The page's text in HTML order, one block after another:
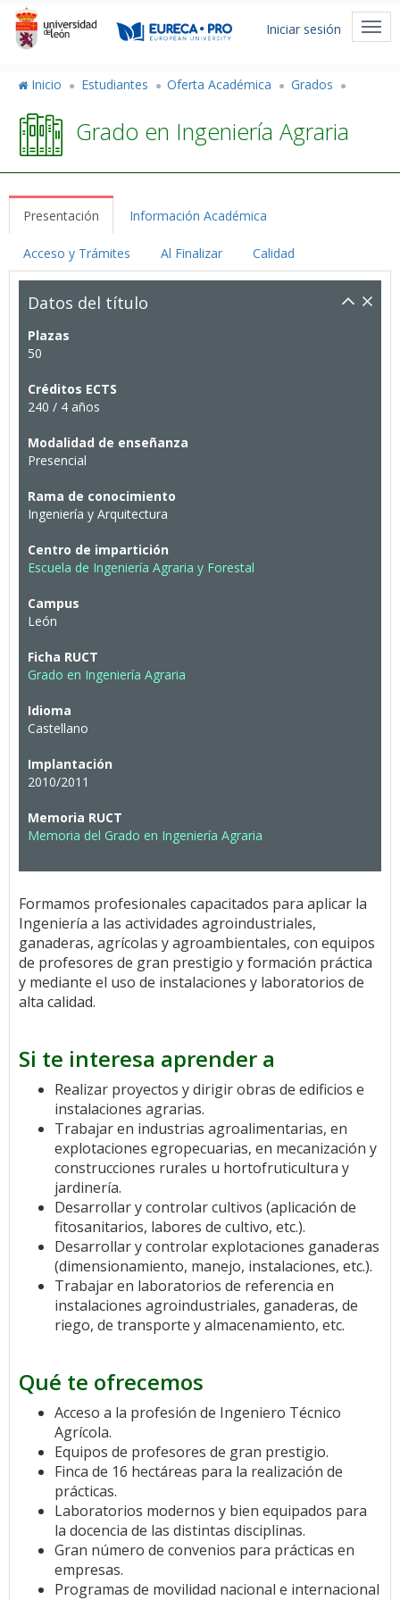
Pasar
contenido
Menú
cuenta
usuario
Iniciar sesión
Inicio Estudiantes Oferta Académica Grados
Grado en Ingeniería Agraria
Presentación Información Académica
Acceso y Trámites Al Finalizar Calidad
Datos del título
Plazas
50
Créditos ECTS
240 / 4 años
Modalidad de enseñanza
Presencial
Rama de conocimiento
Ingeniería y Arquitectura
Centro de impartición
Escuela de Ingeniería Agraria y Forestal
Campus
León
Ficha RUCT
Grado en Ingeniería Agraria
Idioma
Castellano
Implantación
2010/2011
Memoria RUCT
Memoria del Grado en Ingeniería Agraria
Formamos profesionales capacitados para aplicar la
Ingeniería a las actividades agroindustriales,
ganaderas, agrícolas y agroambientales, con equipos
de profesores de gran prestigio y formación práctica
y mediante el uso de instalaciones y laboratorios de
alta calidad.
Si te interesa aprender a
Realizar proyectos y dirigir obras de edificios e
instalaciones agrarias.
Trabajar en industrias agroalimentarias, en
explotaciones egropecuarias, en mecanización y
construcciones rurales u hortofruticultura y
jardinería.
Desarrollar y controlar cultivos (aplicación de
fitosanitarios, labores de cultivo, etc.).
Desarrollar y controlar explotaciones ganaderas
(dimensionamiento, manejo, instalaciones, etc.).
Trabajar en laboratorios de referencia en
instalaciones agroindustriales, ganaderas, de
riego, de transporte y almacenamiento, etc.
Qué te ofrecemos
Acceso a la profesión de Ingeniero Técnico
Agrícola.
Equipos de profesores de gran prestigio.
Finca de 16 hectáreas para la realización de
prácticas.
Laboratorios modernos y bien equipados para
la docencia de las distintas disciplinas.
Gran número de convenios para prácticas en
empresas.
Programas de movilidad nacional e internacional